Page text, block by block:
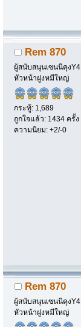
Rem 870
ผู้สนับสนุนเซนนิคุงY4
หัวหน้าฝูงหมีใหญ่
กระทู้: 1,689
ถูกใจแล้ว: 1434 ครั้ง
ความนิยม: +2/-0
Rem 870
ผู้สนับสนุนเซนนิคุงY4
หัวหน้าฝูงหมีใหญ่